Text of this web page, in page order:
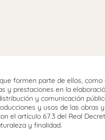
formen parte de ellos,
y prestaciones en la
y comunicación
y usos de las obras
el artículo 67.3 del Real
y finalidad.